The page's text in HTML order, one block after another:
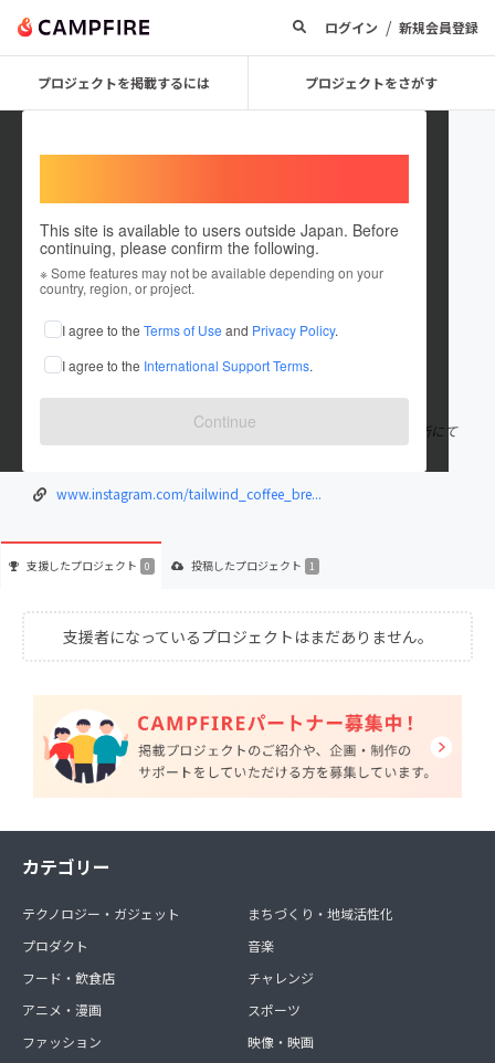
ログイン / 新規会員登録
プロジェクトを掲載するには プロジェクトをさがす
This site is available to users outside Japan. Before
continuing, please confirm the following.
※ Some features may not be available depending on your
country, region, or project.
I agree to the Terms of Use and Privacy Policy.
I agree to the International Support Terms.
Continue
tailwind_coffee_brewers
これまでに1件のプロジェクトを投稿しています
在住国：日本 現在地：東京都
出身国：日本 出身地：東京都
コーヒーを通して追い風となるような場所をつくるため、都内各所にて
出店中です。
www.instagram.com/tailwind_coffee_bre...
支援したプロジェクト 0 投稿したプロジェクト 1
支援者になっているプロジェクトはまだありません。
カテゴリー
テクノロジー・ガジェット
プロダクト
フード・飲食店
アニメ・漫画
ファッション
まちづくり・地域活性化
音楽
チャレンジ
スポーツ
映像・映画